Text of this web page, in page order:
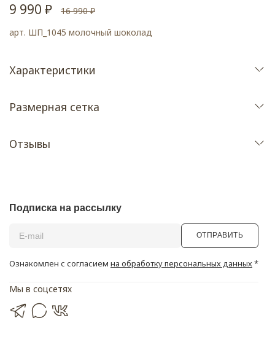
арт. ШП_1045 молочный шоколад
9 990 ₽ 16 990 ₽
Характеристики
Размерная сетка
Отзывы
Подписка на рассылку
ОТПРАВИТЬ
Ознакомлен с согласием на обработку персональных данных*
Мы в соцсетях